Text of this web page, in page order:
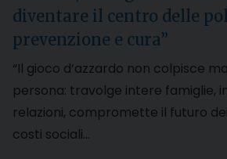
diventare il centro delle
prevenzione e cura”
“Il gioco d’azzardo non colpisce
persona: travolge intere famiglie,
relazioni, compromette il futuro
costi sociali…